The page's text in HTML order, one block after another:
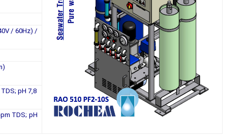
/ 60Hz) /
pH 7,8
TDS; pH